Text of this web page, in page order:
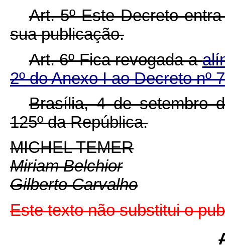
Art. 5º Este Decreto
sua publicação.
Art. 6º Fica revogada a
2º do Anexo I ao Decreto nº
Brasília, 4 de setembro
125º da República.
MICHEL TEMER
Miriam Belchior
Gilberto Carvalho
Este texto não substitui o